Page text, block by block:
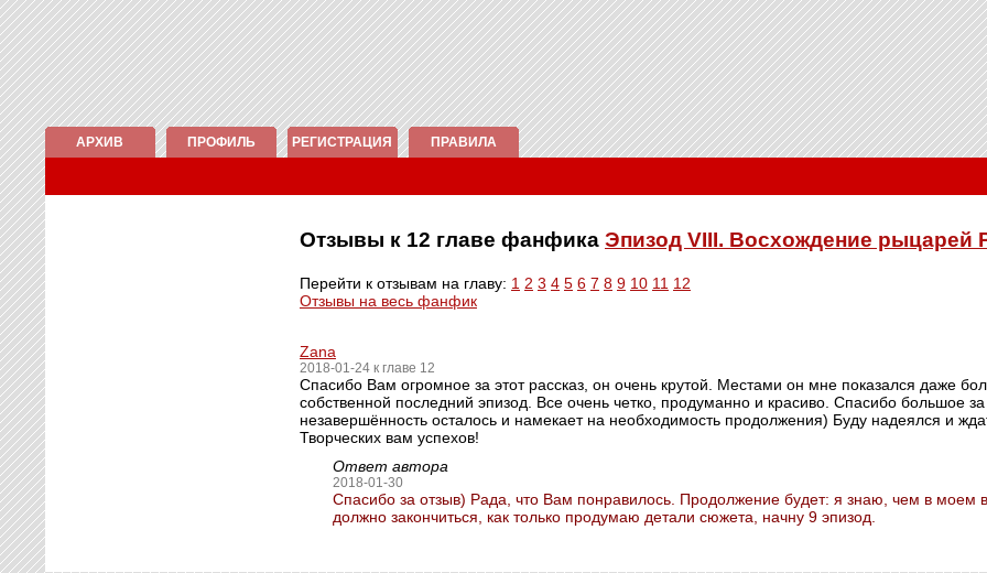
АРХИВ ПРОФИЛЬ РЕГИСТРАЦИЯ ПРАВИЛА
Отзывы к 12 главе фанфика Эпизод VIII. Восхождение рыцарей
Перейти к отзывам на главу: 1 2 3 4 5 6 7 8 9 10 11 12
Отзывы на весь фанфик
Zana
2018-01-24 к главе 12
Спасибо Вам огромное за этот рассказ, он очень крутой. Местами он мне показался даже
собственной последний эпизод. Все очень четко, продуманно и красиво. Спасибо большое
незавершённость осталось и намекает на необходимость продолжения) Буду надеялся и
Творческих вам успехов!
Ответ автора
2018-01-30
Спасибо за отзыв) Рада, что Вам понравилось. Продолжение будет: я знаю, чем в моем
должно закончиться, как только продумаю детали сюжета, начну 9 эпизод.